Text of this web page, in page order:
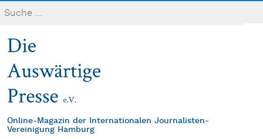
Online-Magazin der Internationalen Journalisten-
Vereinigung Hamburg